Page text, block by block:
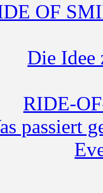
OF
Die Idee
RIDE-
passiert